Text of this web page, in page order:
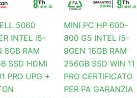
5060
INTEL i5-
8GB RAM
SSD HDMI
PRO UPG +
MINI PC HP 600-
800 G5 INTEL i5-
9GEN 16GB RAM
256GB SSD WIN 11
PRO CERTIFICATO
PER PA GARANZIA